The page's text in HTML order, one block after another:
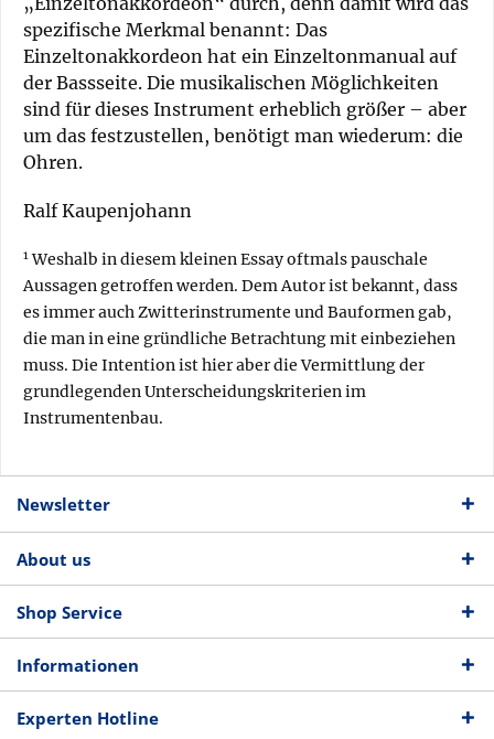
spezifische Merkmal benannt: Das
Einzeltonakkordeon hat ein Einzeltonmanual auf
der Bassseite. Die musikalischen Möglichkeiten
sind für dieses Instrument erheblich größer – aber
um das festzustellen, benötigt man wiederum: die
Ohren.
Ralf Kaupenjohann
1Weshalb in diesem kleinen Essay oftmals pauschale
Aussagen getroffen werden. Dem Autor ist bekannt, dass
es immer auch Zwitterinstrumente und Bauformen gab,
die man in eine gründliche Betrachtung mit einbeziehen
muss. Die Intention ist hier aber die Vermittlung der
grundlegenden Unterscheidungskriterien im
Instrumentenbau.
Newsletter
About us
Shop Service
Informationen
Experten Hotline